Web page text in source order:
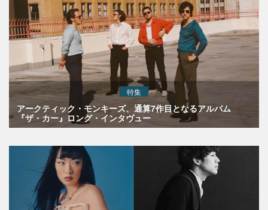
特集
アークティック・モンキーズ、通算7作目となるアルバム
『ザ・カー』ロング・インタヴュー